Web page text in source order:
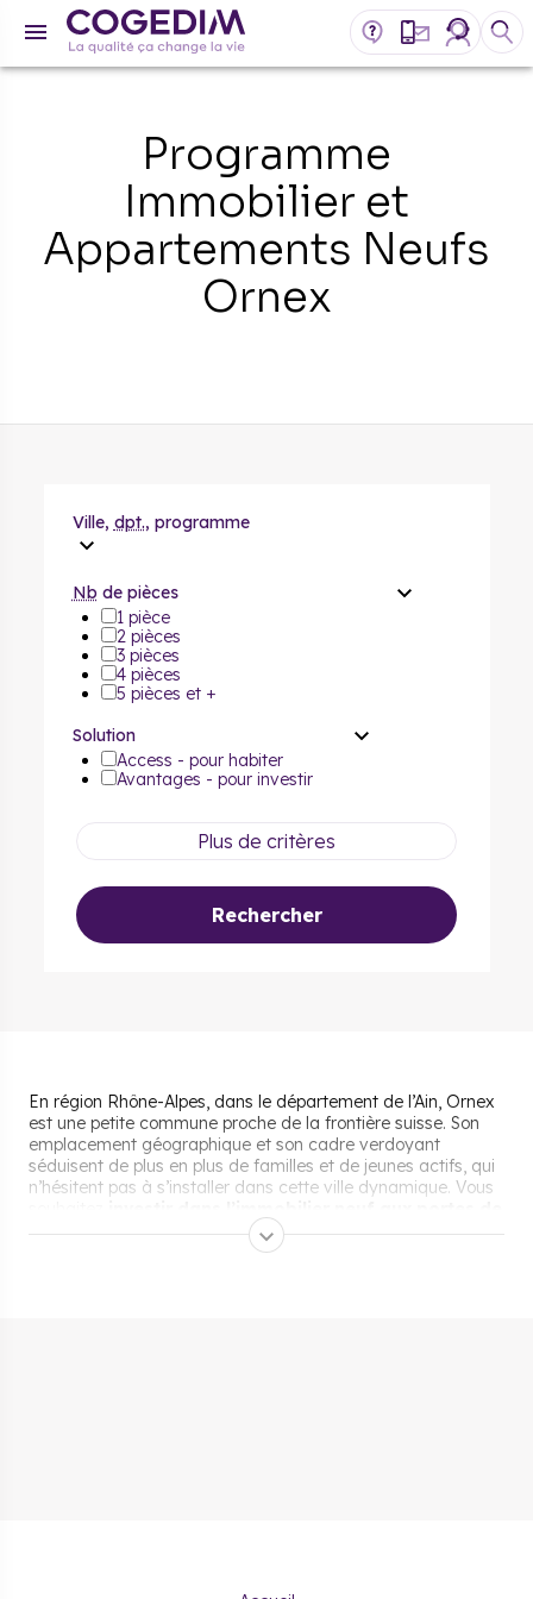
Programme
Immobilier et
Appartements Neufs
Ornex
Ville, dpt., programme
Nb de pièces
1 pièce
2 pièces
3 pièces
4 pièces
5 pièces et +
Solution
Access - pour habiter
Avantages - pour investir
Plus de critères
Rechercher
En région Rhône-Alpes, dans le département de l’Ain, Ornex
est une petite commune proche de la frontière suisse. Son
emplacement géographique et son cadre verdoyant
séduisent de plus en plus de familles et de jeunes actifs, qui
n’hésitent pas à s’installer dans cette ville dynamique. Vous
la Suisse? Découvrez sans plus attendre le portrait
complet d’Ornex avec ses atouts et son marché immobilier.
tranquillité et de la simplicité d’Ornex.